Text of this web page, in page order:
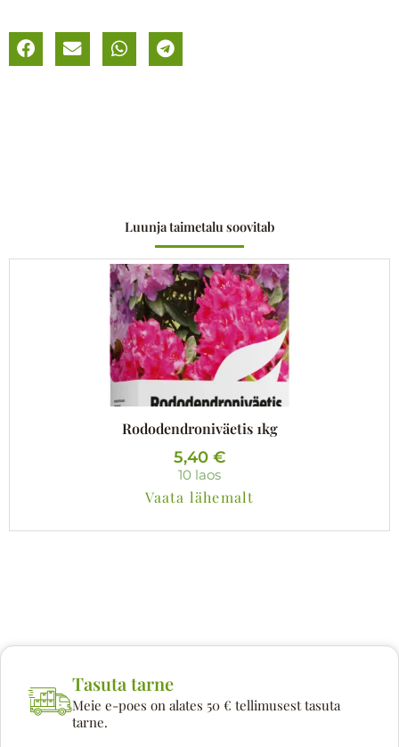
Luunja taimetalu soovitab
Rododendroniväetis 1kg
5,40 €
10 laos
Vaata lähemalt
Tasuta tarne
Meie e-poes on alates 50 € tellimusest tasuta
tarne.